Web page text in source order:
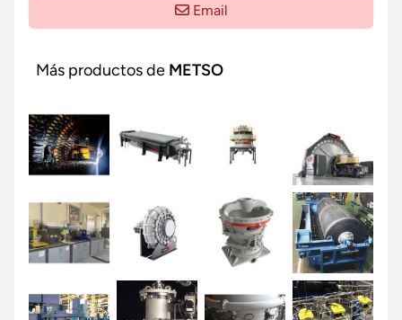
Email
Más productos de METSO